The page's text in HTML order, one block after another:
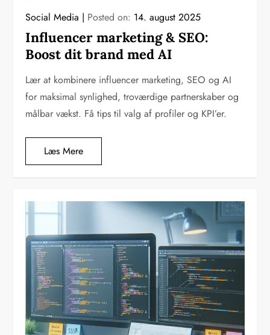
Social Media Posted on: 14. august 2025
Influencer marketing & SEO:
Boost dit brand med AI
Lær at kombinere influencer marketing, SEO og AI
for maksimal synlighed, troværdige partnerskaber og
målbar vækst. Få tips til valg af profiler og KPI’er.
Læs Mere